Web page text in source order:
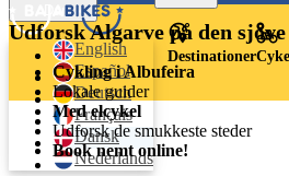
Dansk
English
Español
Deutsch
Français
Dansk
Nederlands
Destinationer
Udforsk Algarve på den
Cykling i Albufeira
Lokale guider
Med elcykel
Udforsk de smukkeste steder
Book nemt online!